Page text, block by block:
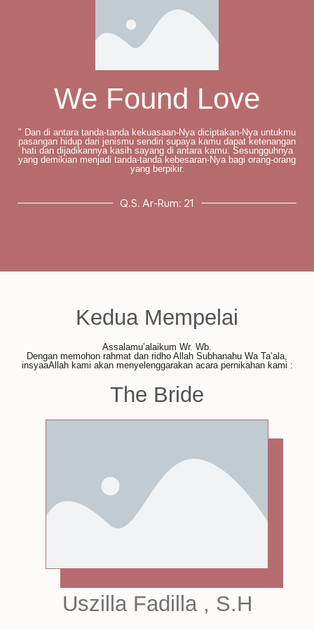
We Found Love
" Dan di antara tanda-tanda kekuasaan-Nya diciptakan-Nya untukmu
pasangan hidup dari jenismu sendiri supaya kamu dapat ketenangan
hati dan dijadikannya kasih sayang di antara kamu. Sesungguhnya
yang demikian menjadi tanda-tanda kebesaran-Nya bagi orang-orang
yang berpikir.
Q.S. Ar-Rum: 21
Kedua Mempelai
Assalamu’alaikum Wr. Wb.
Dengan memohon rahmat dan ridho Allah Subhanahu Wa Ta’ala,
insyaaAllah kami akan menyelenggarakan acara pernikahan kami :
The Bride
Uszilla Fadilla , S.H